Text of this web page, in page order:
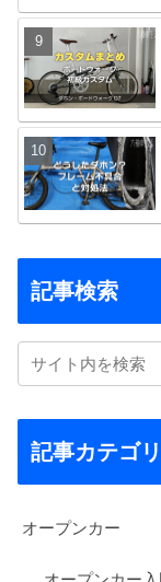
記事検索
記事カテゴ
オープンカー